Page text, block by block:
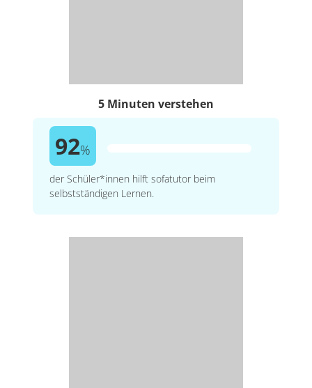
5 Minuten verstehen
92%
der Schüler*innen hilft sofatutor beim
selbstständigen Lernen.